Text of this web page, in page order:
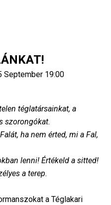
September 19:00
téglatársainkat, a
szorongókat.
ha nem érted, mi a Fal,
lenni! Értékeld a sitted!
a terep.
a Téglakari